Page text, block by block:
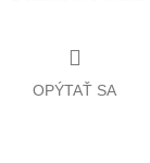
OPÝTAŤ SA